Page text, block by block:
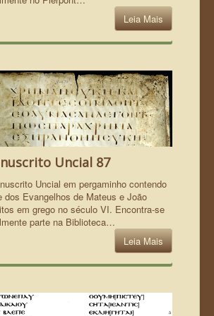
Leia Mais
Uncial 87
Uncial em pergaminho contendo
dos Evangelhos de Mateus e João
em grego no século VI. Encontra-se
parte na Biblioteca…
Leia Mais